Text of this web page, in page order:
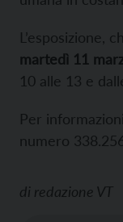
L’esposizione,
martedì 11
10 alle 13 e
Per
numero
di redazione VT